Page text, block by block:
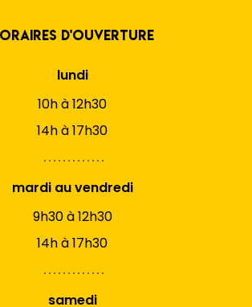
d'ouverture
lundi
10h à 12h30
14h à 17h30
mardi au vendredi
9h30 à 12h30
14h à 17h30
samedi